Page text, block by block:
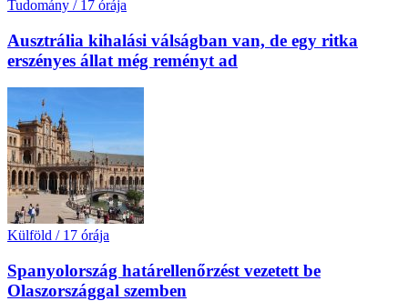
Tudomány / 17 órája
Ausztrália kihalási válságban van, de egy ritka
erszényes állat még reményt ad
Külföld / 17 órája
Spanyolország határellenőrzést vezetett be
Olaszországgal szemben